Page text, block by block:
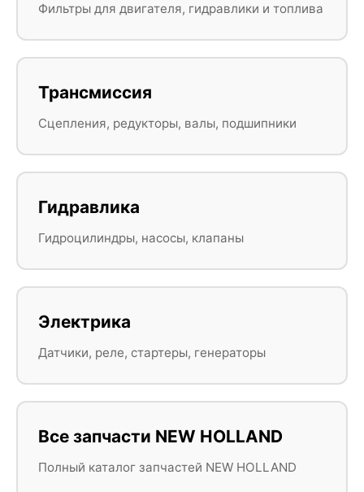
Фильтры для двигателя, гидравлики и топлива
Трансмиссия
Сцепления, редукторы, валы, подшипники
Гидравлика
Гидроцилиндры, насосы, клапаны
Электрика
Датчики, реле, стартеры, генераторы
Все запчасти NEW HOLLAND
Полный каталог запчастей NEW HOLLAND